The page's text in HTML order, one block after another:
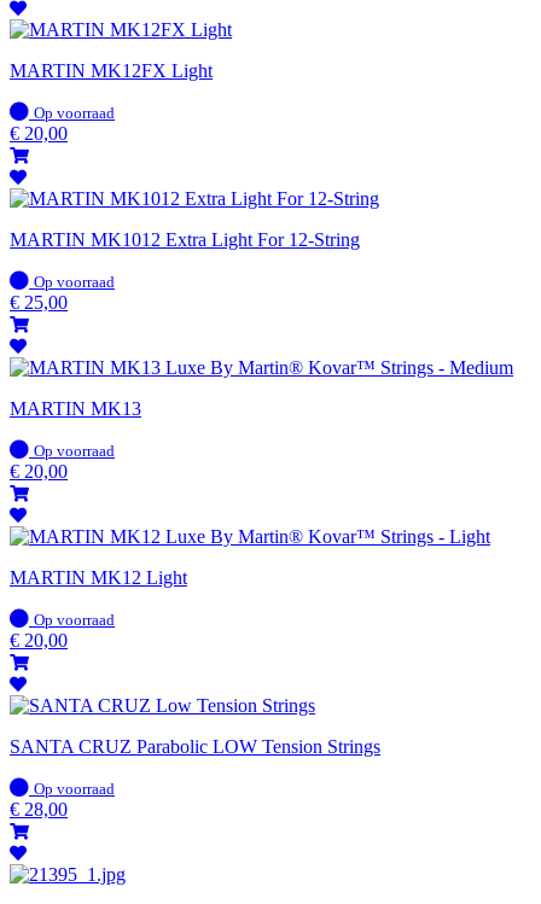
MARTIN MK12FX Light
Op
voorraad
Op voorraad
€ 20,00
MARTIN MK1012 Extra Light For 12-String
Op
voorraad
Op voorraad
€ 25,00
MARTIN MK13
Op
voorraad
Op voorraad
€ 20,00
MARTIN MK12 Light
Op
voorraad
Op voorraad
€ 20,00
SANTA CRUZ Parabolic LOW Tension Strings
Op
voorraad
Op voorraad
€ 28,00